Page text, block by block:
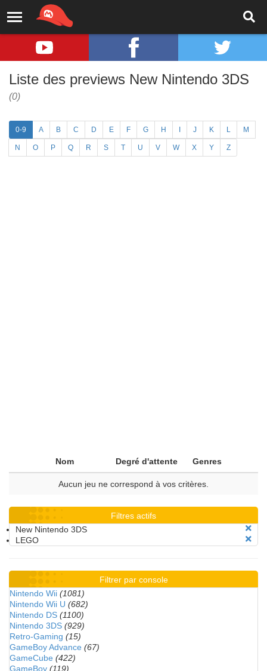
Liste des previews New Nintendo 3DS
(0)
0-9 A B C D E F G H J K L M
N O P Q R S T U V W X Y Z
Nom Degré d'attente Genres
Aucun jeu ne correspond à vos critères.
Filtres actifs
New Nintendo 3DS
LEGO
Filtrer par console
Nintendo Wii (1081)
Nintendo Wii U (682)
Nintendo DS (1100)
Nintendo 3DS (929)
Retro-Gaming (15)
GameBoy Advance (67)
GameCube (422)
GameBoy (119)